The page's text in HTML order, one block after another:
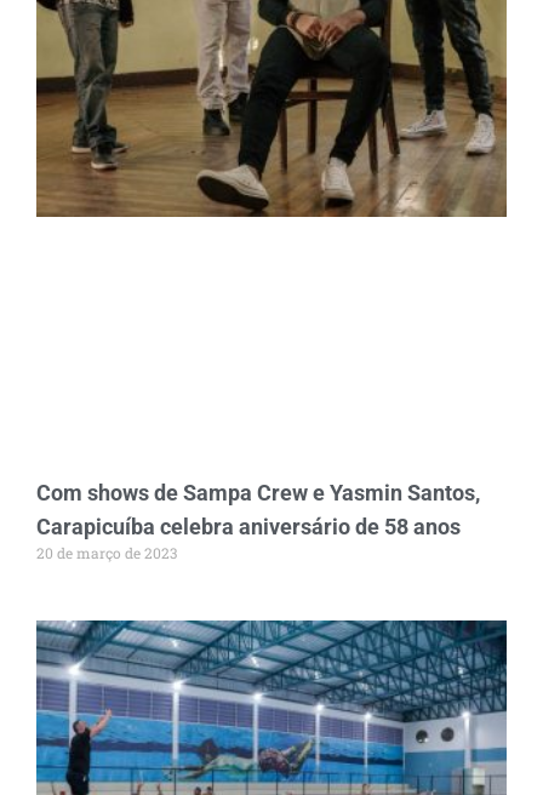
Com shows de Sampa Crew e Yasmin Santos,
Carapicuíba celebra aniversário de 58 anos
20 de março de 2023